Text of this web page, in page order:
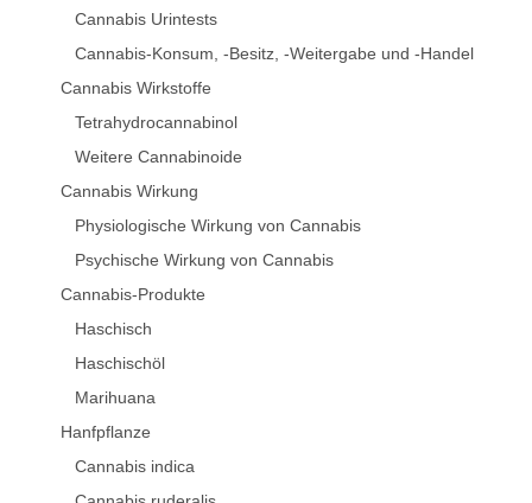
Cannabis Urintests
Cannabis-Konsum, -Besitz, -Weitergabe und -Handel
Cannabis Wirkstoffe
Tetrahydrocannabinol
Weitere Cannabinoide
Cannabis Wirkung
Physiologische Wirkung von Cannabis
Psychische Wirkung von Cannabis
Cannabis-Produkte
Haschisch
Haschischöl
Marihuana
Hanfpflanze
Cannabis indica